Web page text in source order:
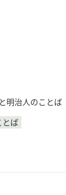
明治人のことば
とば